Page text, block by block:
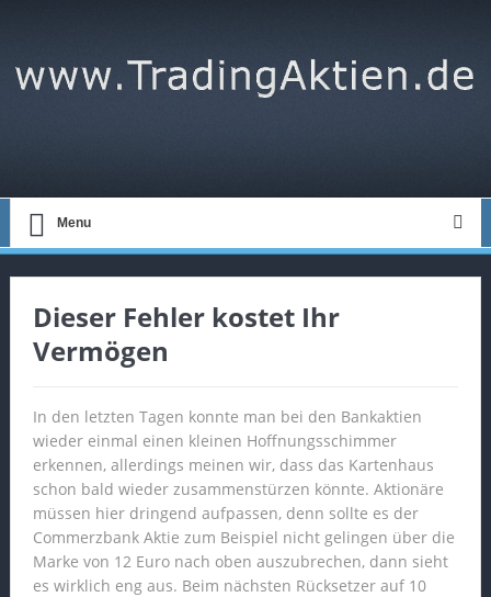
Menu
Dieser Fehler kostet Ihr
Vermögen
In den letzten Tagen konnte man bei den Bankaktien
wieder einmal einen kleinen Hoffnungsschimmer
erkennen, allerdings meinen wir, dass das Kartenhaus
schon bald wieder zusammenstürzen könnte. Aktionäre
müssen hier dringend aufpassen, denn sollte es der
Commerzbank Aktie zum Beispiel nicht gelingen über die
Marke von 12 Euro nach oben auszubrechen, dann sieht
es wirklich eng aus. Beim nächsten Rücksetzer auf 10